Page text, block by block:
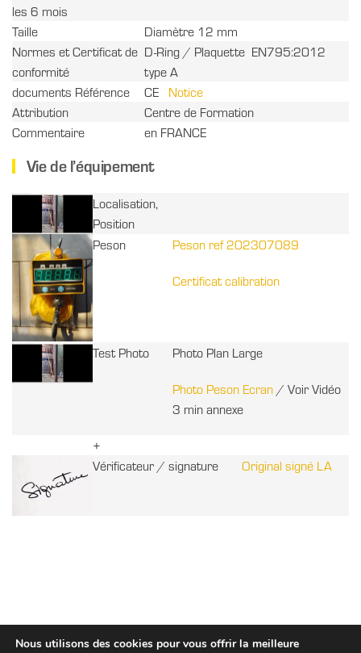
les 6 mois
Taille
Diamètre 12 mm
Normes et Certificat de
conformité
D-Ring / Plaquette EN795:2012
type A
documents Référence
CE Notice
Attribution
Centre de Formation
Commentaire
en FRANCE
Vie de l’équipement
Localisation,
Position
Peson
Peson ref 202307089
Certificat calibration
Test Photo Photo Plan Large
Photo Peson Ecran / Voir Vidéo
3 min annexe
+
Vérificateur / signature
Original signé LA
Nous utilisons des cookies pour vous offrir la meilleure